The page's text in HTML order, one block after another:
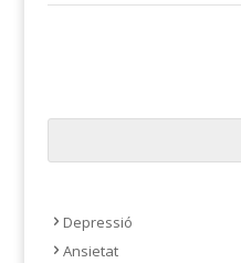
Depressió
Ansietat